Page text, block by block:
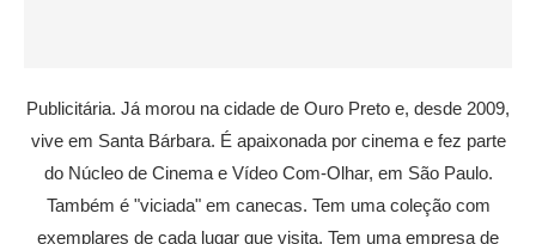
Publicitária. Já morou na cidade de Ouro Preto e, desde 2009,
vive em Santa Bárbara. É apaixonada por cinema e fez parte
do Núcleo de Cinema e Vídeo Com-Olhar, em São Paulo.
Também é "viciada" em canecas. Tem uma coleção com
exemplares de cada lugar que visita. Tem uma empresa de